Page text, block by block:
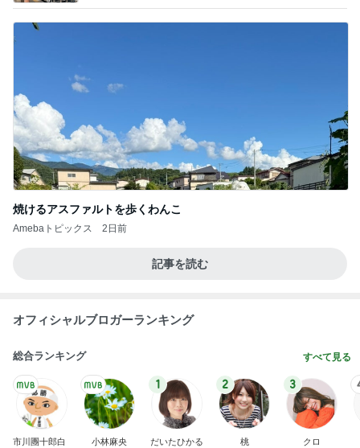
焼けるアスファルトを歩くわんこ
Amebaトピックス 2日前
記事を読む
オフィシャルブロガーランキング
総合ランキング すべて見る
市川團十郎白
小林麻央
1
だいたひかる
2
桃
3
クロ